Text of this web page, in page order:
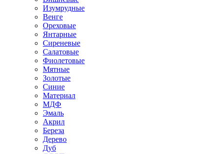
Изумрудные
Венге
Ореховые
Янтарные
Сиреневые
Салатовые
Фиолетовые
Мятные
Золотые
Синие
Материал
МДФ
Эмаль
Акрил
Береза
Дерево
Дуб